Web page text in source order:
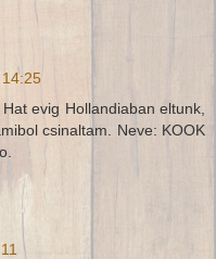
evig Hollandiaban eltunk,
csinaltam. Neve: KOOK